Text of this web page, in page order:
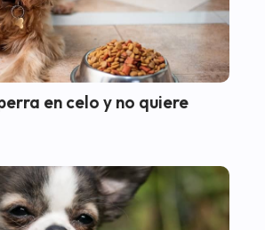
en celo y no quiere